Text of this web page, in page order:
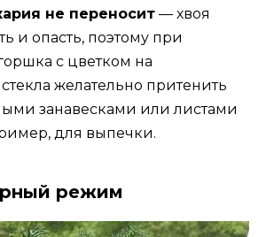
не переносит — хвоя
и опасть, поэтому при
с цветком на
желательно притенить
занавесками или листами
для выпечки.
режим